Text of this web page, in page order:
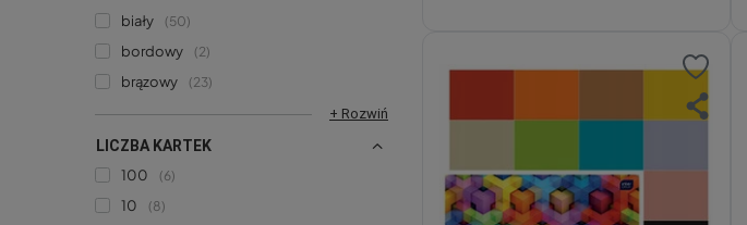
biały 50
bordowy 2
brązowy
23
+ Rozwiń
LICZBA KARTEK
100
6
10 8